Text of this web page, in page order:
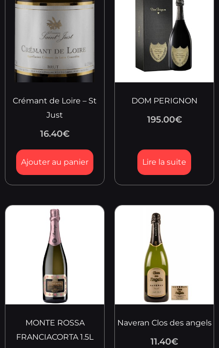
Crémant de Loire – St
Just
16.40€
Ajouter au panier
DOM PERIGNON
195.00€
Lire la suite
MONTE ROSSA
FRANCIACORTA 1.5L
Naveran Clos des angels
11.40€